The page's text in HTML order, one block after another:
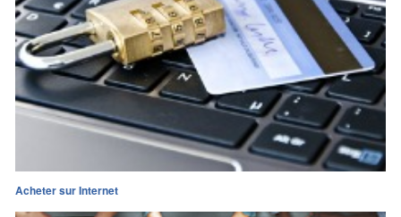
Acheter sur Internet